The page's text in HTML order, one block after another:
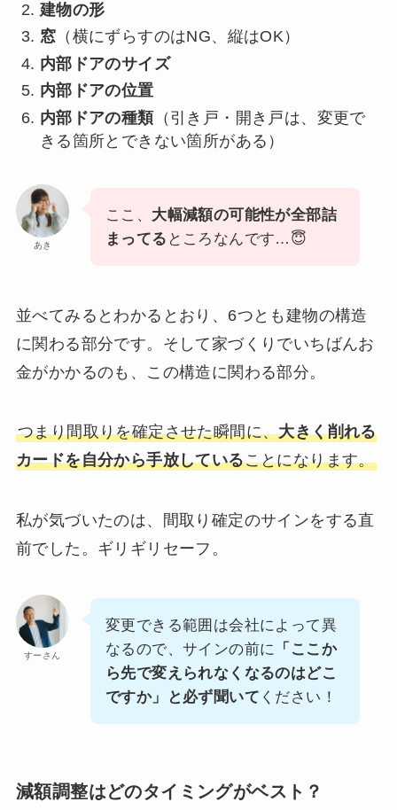
建物の形
窓 （横にずらすのはNG、縦はOK）
内部ドアのサイズ
内部ドアの位置
内部ドアの種類（引き戸・開き戸は、変更で
きる箇所とできない箇所がある）
あき
ここ、 大幅減額の可能性が全部詰
まってる ところなんです…😇
並べてみるとわかるとおり、6つとも建物の構造
に関わる部分です。そして家づくりでいちばんお
金がかかるのも、この構造に関わる部分。
つまり間取りを確定させた瞬間に、大きく削れる
カードを自分から手放していることになります。
私が気づいたのは、間取り確定のサインをする直
前でした。ギリギリセーフ。
すーさん
変更できる範囲は会社によって異
なるので、サインの前に 「ここか
ら先で変えられなくなるのはどこ
ですか」と必ず聞いて ください！
減額調整はどのタイミングがベスト？